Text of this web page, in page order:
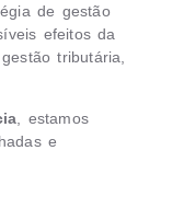
de gestão
efeitos da
tributária,
, estamos
e